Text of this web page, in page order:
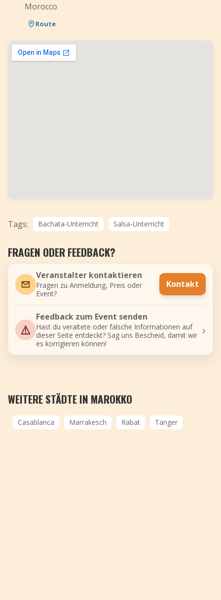
Morocco
Route
Tags: Bachata-Unterricht Salsa-Unterricht
FRAGEN ODER FEEDBACK?
Veranstalter kontaktieren
Fragen zu Anmeldung, Preis oder
Event?
Kontakt
Feedback zum Event senden
Hast du veraltete oder falsche Informationen auf
dieser Seite entdeckt? Sag uns Bescheid, damit wir
es korrigieren können!
›
WEITERE STÄDTE IN MAROKKO
Casablanca Marrakesch Rabat Tanger